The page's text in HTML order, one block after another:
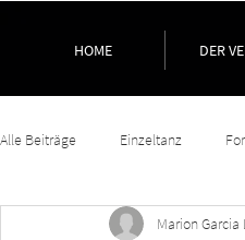
HOME DER
Alle Beiträge Einzeltanz
Marion Garcia